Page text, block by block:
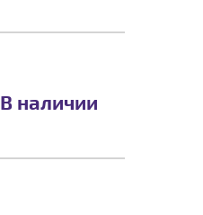
В наличии